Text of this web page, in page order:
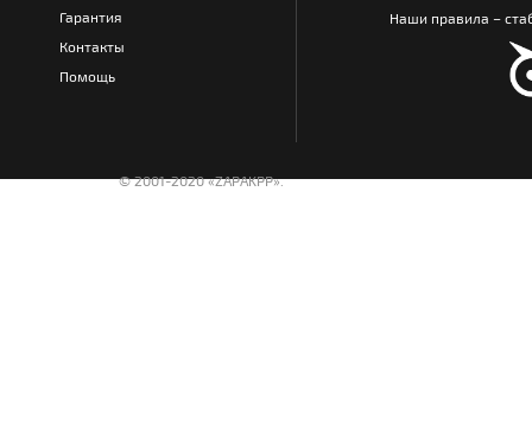
Гарантия
Контакты
Помощь
Наши правила –
© 2001-2020 «ZAPAKPP».